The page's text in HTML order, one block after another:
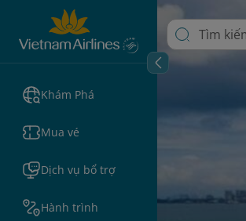
Khám Phá
Mua vé
Dịch vụ bổ trợ
Hành trình